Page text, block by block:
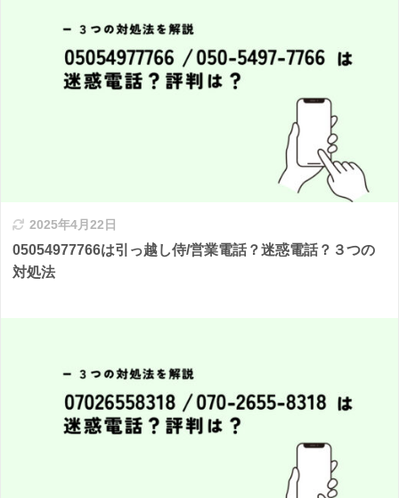
2025年4月22日
05054977766は引っ越し侍/営業電話？迷惑電話？３つの
対処法